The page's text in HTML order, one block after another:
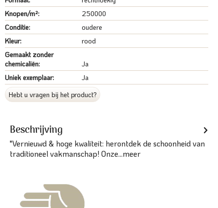
Knopen/m²:
250000
Conditie:
oudere
Kleur:
rood
Gemaakt zonder
chemicaliën:
Ja
Uniek exemplaar:
Ja
Hebt u vragen bij het product?
Beschrijving
"Vernieuwd & hoge kwaliteit: herontdek de schoonheid van
traditioneel vakmanschap! Onze...meer